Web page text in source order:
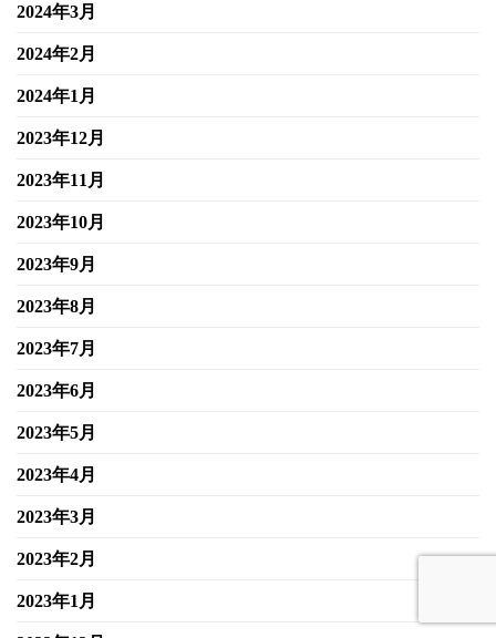
2024年3月
2024年2月
2024年1月
2023年12月
2023年11月
2023年10月
2023年9月
2023年8月
2023年7月
2023年6月
2023年5月
2023年4月
2023年3月
2023年2月
2023年1月